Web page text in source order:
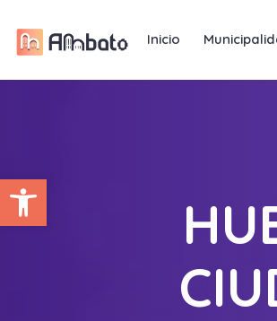
Abrir barra de
Inicio